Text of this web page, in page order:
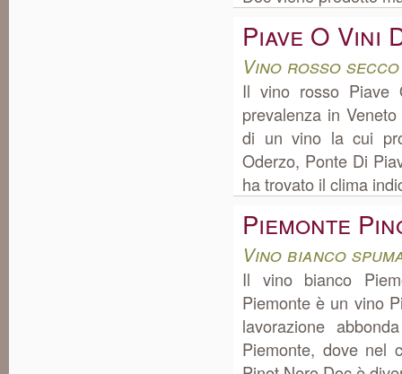
Piave O Vini
Vino rosso
Il vino rosso Piave
prevalenza in
di un vino la cui
Oderzo, Ponte Di
ha trovato il clima
Piemonte
Vino bianco
Il vino bianco
Piemonte è un vino
lavorazione
Piemonte, dove nel